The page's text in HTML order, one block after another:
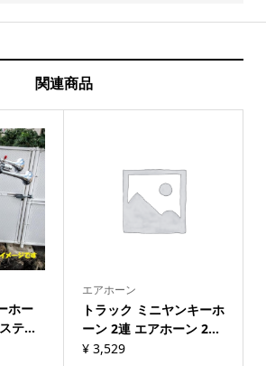
関連商品
ホー
テ...
エアホーン
トラック ミニヤンキーホ
ーン 2連 エアホーン 2...
¥ 3,529